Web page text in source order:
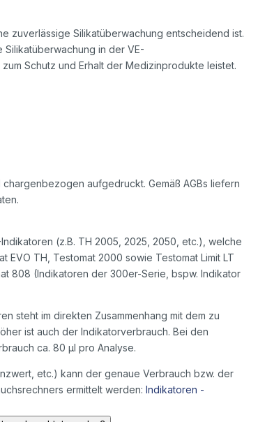
zuverlässige Silikatüberwachung entscheidend ist.
in der VE-
Schutz und Erhalt der Medizinprodukte leistet.
aufgedruckt. Gemäß AGBs liefern
(z.B. TH 2005, 2025, 2050, etc.), welche
EVO TH, Testomat 2000 sowie Testomat Limit LT
808 (Indikatoren der 300er-Serie, bspw. Indikator
steht im direkten Zusammenhang mit dem zu
ist auch der Indikatorverbrauch. Bei den
ca. 80 µl pro Analyse.
etc.) kann der genaue Verbrauch bzw. der
ermittelt werden: Indikatoren -